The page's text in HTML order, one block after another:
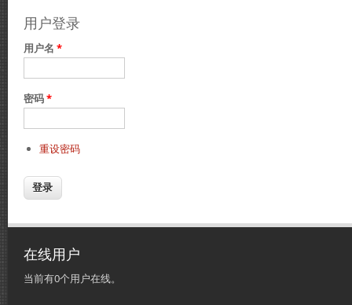
用户登录
用户名 *
密码*
重设密码
在线用户
当前有0个用户在线。